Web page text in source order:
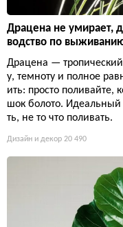
Драцена не умирает,
водство по
Драцена —
у, темноту и полное
ить: просто поливайте,
шок болото. Идеальный
ть, не то что поливать.
Дизайн и декор 20 490